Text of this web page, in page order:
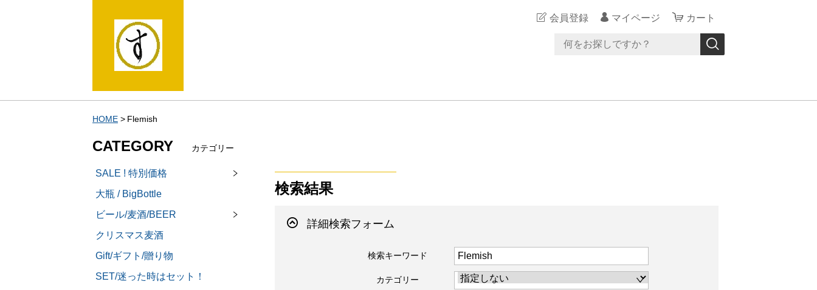
会員登録 マイページ カート
HOME Flemish
検索結果
詳細検索フォーム
検索キーワード
カテゴリー
CATEGORY カテゴリー
SALE ! 特別価格
大瓶 / BigBottle
ビール/麦酒/BEER
クリスマス麦酒
Gift/ギフト/贈り物
SET/迷った時はセット！